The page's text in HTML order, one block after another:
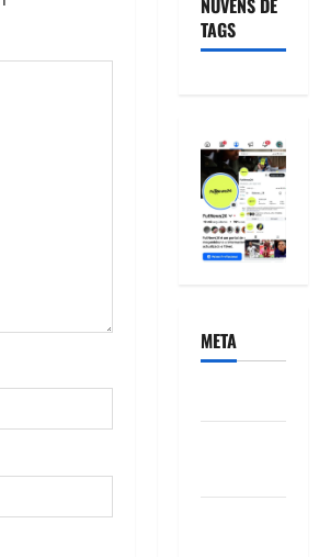
NUVENS DE
TAGS
META